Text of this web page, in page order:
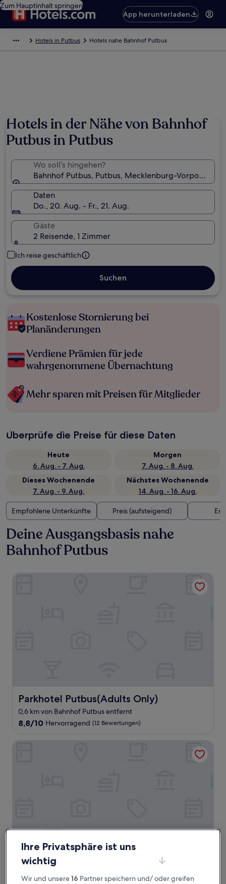
Zum Hauptinhalt springen
App herunterladen
Hotels in Putbus Hotels nahe Bahnhof Putbus
Hotels in der Nähe von Bahnhof
Putbus in Putbus
Wo soll’s hingehen?
Bahnhof Putbus, Putbus, Mecklenburg-
Daten
Do., 20. Aug. - Fr., 21. Aug.
Gäste
2 Reisende, 1 Zimmer
Ich reise geschäftlich
Suchen
Kostenlose Stornierung bei
Planänderungen
Verdiene Prämien für jede
wahrgenommene Übernachtung
Mehr sparen mit Preisen für Mitglieder
Überprüfe die Preise für diese Daten
Heute
6. Aug. - 7. Aug.
Morgen
7. Aug. - 8. Aug.
Dieses Wochenende
7. Aug. - 9. Aug.
Nächstes Wochenende
14. Aug. - 16. Aug.
Empfohlene Unterkünfte Preis (aufsteigend)
Deine Ausgangsbasis nahe
Bahnhof Putbus
Parkhotel Putbus(Adults Only)
Parkhotel Putbus(Adults Only)
0,6 km von Bahnhof Putbus entfernt
8.8
10,
8,8/10 Hervorragend (12 Bewertungen)
Hafenhotel zu Putbus
Hafenhotel zu Putbus
2 km von Bahnhof Putbus entfernt
Ihre Privatsphäre ist uns
wichtig
Wir und unsere16 Partner speichern und/ oder greifen